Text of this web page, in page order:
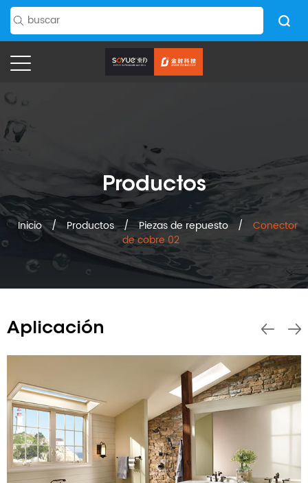
Productos
Inicio / Productos / Piezas de repuesto /
Conector
de cobre 02
Aplicación